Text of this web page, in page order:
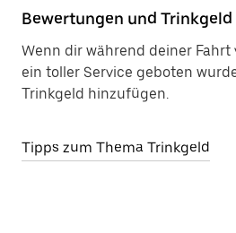
Bewertungen und Trinkgeld
Wenn dir während deiner Fahrt
ein toller Service geboten
Trinkgeld hinzufügen.
Tipps zum Thema Trinkgeld